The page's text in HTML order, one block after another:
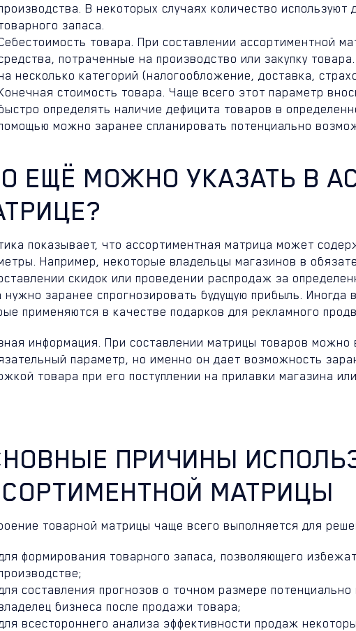
В некоторых случаях количество
запаса.
товара. При составлении ассортиментной
потраченные на производство или закупку
несколько категорий (налогообложение, доставка,
стоимость товара. Чаще всего этот параметр
определять наличие дефицита товаров в
можно заранее спланировать потенциально
ЕЩЁ МОЖНО УКАЗАТЬ В
показывает, что ассортиментная матрица может
Например, некоторые владельцы магазинов в
скидок или проведении распродаж за
нужно заранее спрогнозировать будущую прибыль. Иногда
применяются в качестве подарков для рекламного
информация. При составлении матрицы товаров можно
параметр, но именно он дает возможность
товара при его поступлении на прилавки магазина
ПРИЧИНЫ
МАТРИЦЫ
товарной матрицы чаще всего выполняется для
формирования товарного запаса, позволяющего
составления прогнозов о точном размере
бизнеса после продажи товара;
всестороннего анализа эффективности продаж